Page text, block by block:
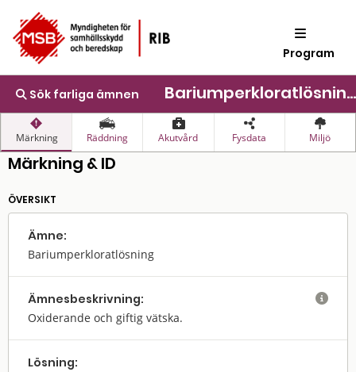
Program
Sök farliga ämnen Bariumperkloratlösning
Märkning Räddning Akutvård Fysdata Miljö
Märkning & ID
ÖVERSIKT
Ämne:
Bariumperkloratlösning
Ämnes­beskrivning:
Oxiderande och giftig vätska.

Lösning: